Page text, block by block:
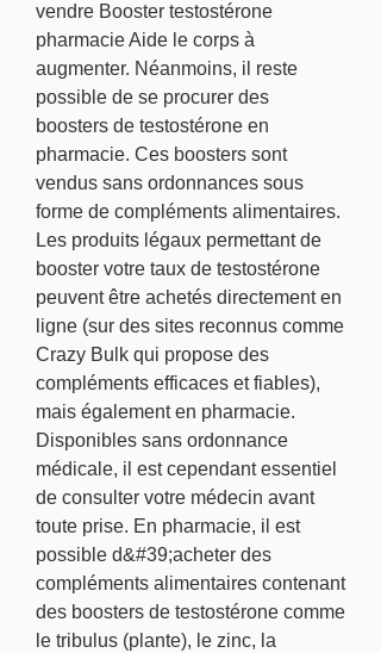
vendre Booster testostérone
pharmacie Aide le corps à
augmenter. Néanmoins, il reste
possible de se procurer des
boosters de testostérone en
pharmacie. Ces boosters sont
vendus sans ordonnances sous
forme de compléments alimentaires.
Les produits légaux permettant de
booster votre taux de testostérone
peuvent être achetés directement en
ligne (sur des sites reconnus comme
Crazy Bulk qui propose des
compléments efficaces et fiables),
mais également en pharmacie.
Disponibles sans ordonnance
médicale, il est cependant essentiel
de consulter votre médecin avant
toute prise. En pharmacie, il est
possible d&#39;acheter des
compléments alimentaires contenant
des boosters de testostérone comme
le tribulus (plante), le zinc, la